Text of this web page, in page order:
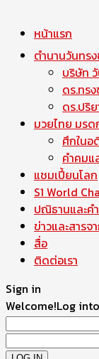
หน้าแรก
ตำนานวันทร
บริษัท
ดร.ทร
ดร.ปริ
มวยไทย มร
ศึกในอ
คำคมแ
แชมเปี้ยนโลก
S1 World
ปณิธานและค
ข่าวและสารจ
สื่อ
ติดต่อเรา
Sign in
Welcome!Log